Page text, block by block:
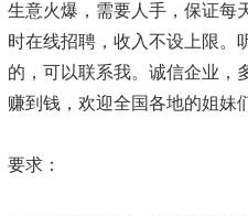
生意火爆，需要人手，保证每
时在线招聘，收入不设上限。
的，可以联系我。诚信企业，
赚到钱，欢迎全国各地的姐妹
要求：